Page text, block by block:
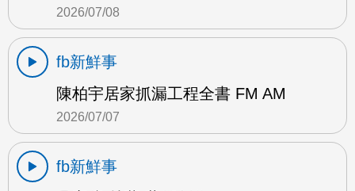
2026/07/08
fb新鮮事
陳柏宇居家抓漏工程全書 FM AM
2026/07/07
fb新鮮事